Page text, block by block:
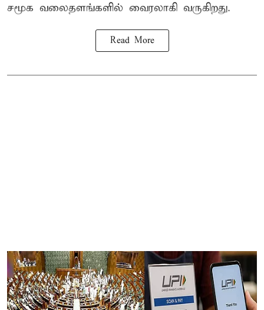
சமூக வலைதளங்களில் வைரலாகி வருகிறது.
Read More